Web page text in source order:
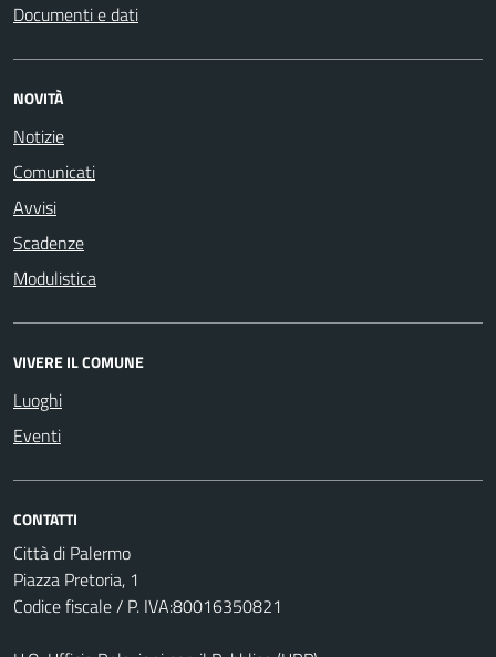
Documenti e dati
NOVITÀ
Notizie
Comunicati
Avvisi
Scadenze
Modulistica
VIVERE IL COMUNE
Luoghi
Eventi
CONTATTI
Città di Palermo
Piazza Pretoria, 1
Codice fiscale / P. IVA:80016350821